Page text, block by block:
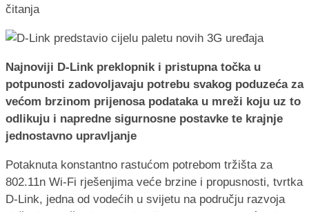
čitanja
Najnoviji D-Link preklopnik i pristupna točka u
potpunosti zadovoljavaju potrebu svakog poduzeća za
većom brzinom prijenosa podataka u mreži koju uz to
odlikuju i napredne sigurnosne postavke te krajnje
jednostavno upravljanje
Potaknuta konstantno rastućom potrebom tržišta za
802.11n Wi-Fi rješenjima veće brzine i propusnosti, tvrtka
D-Link, jedna od vodećih u svijetu na području razvoja